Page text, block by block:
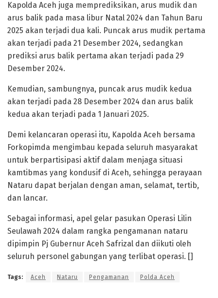
Kapolda Aceh juga memprediksikan, arus mudik dan
arus balik pada masa libur Natal 2024 dan Tahun Baru
2025 akan terjadi dua kali. Puncak arus mudik pertama
akan terjadi pada 21 Desember 2024, sedangkan
prediksi arus balik pertama akan terjadi pada 29
Desember 2024.
Kemudian, sambungnya, puncak arus mudik kedua
akan terjadi pada 28 Desember 2024 dan arus balik
kedua akan terjadi pada 1 Januari 2025.
Demi kelancaran operasi itu, Kapolda Aceh bersama
Forkopimda mengimbau kepada seluruh masyarakat
untuk berpartisipasi aktif dalam menjaga situasi
kamtibmas yang kondusif di Aceh, sehingga perayaan
Nataru dapat berjalan dengan aman, selamat, tertib,
dan lancar.
Sebagai informasi, apel gelar pasukan Operasi Lilin
Seulawah 2024 dalam rangka pengamanan nataru
dipimpin Pj Gubernur Aceh Safrizal dan diikuti oleh
seluruh personel gabungan yang terlibat operasi. []
Tags: Aceh Nataru Pengamanan Polda Aceh